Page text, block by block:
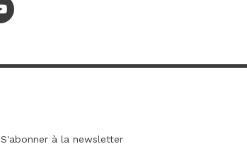
S'abonner à la newsletter